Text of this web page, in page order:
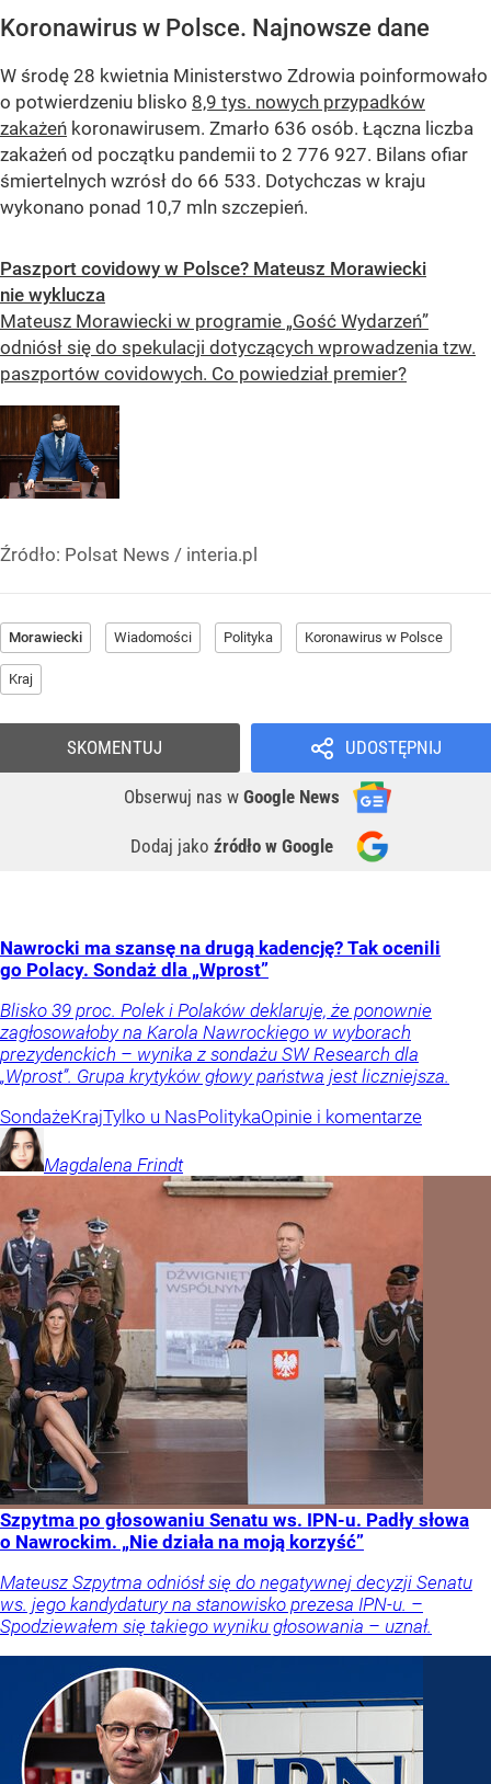
Koronawirus w Polsce. Najnowsze dane
W środę 28 kwietnia Ministerstwo Zdrowia poinformowało
o potwierdzeniu blisko 8,9 tys. nowych przypadków
zakażeń koronawirusem. Zmarło 636 osób. Łączna liczba
zakażeń od początku pandemii to 2 776 927. Bilans ofiar
śmiertelnych wzrósł do 66 533. Dotychczas w kraju
wykonano ponad 10,7 mln szczepień.
Paszport covidowy w Polsce? Mateusz Morawiecki
nie wyklucza
Mateusz Morawiecki w programie „Gość Wydarzeń”
odniósł się do spekulacji dotyczących wprowadzenia tzw.
paszportów covidowych. Co powiedział premier?
Źródło: Polsat News / interia.pl
Morawiecki Wiadomości Polityka Koronawirus w Polsce
Kraj
UDOSTĘPNIJ
Obserwuj nas w Google News
Dodaj jako źródło w Google
SKOMENTUJ
Nawrocki ma szansę na drugą kadencję? Tak ocenili
go Polacy. Sondaż dla „Wprost”
Blisko 39 proc. Polek i Polaków deklaruje, że ponownie
zagłosowałoby na Karola Nawrockiego w wyborach
prezydenckich – wynika z sondażu SW Research dla
„Wprost”. Grupa krytyków głowy państwa jest liczniejsza.
SondażeKrajTylko u NasPolitykaOpinie i komentarze
Magdalena Frindt
Szpytma po głosowaniu Senatu ws. IPN-u. Padły słowa
o Nawrockim. „Nie działa na moją korzyść”
Mateusz Szpytma odniósł się do negatywnej decyzji Senatu
ws. jego kandydatury na stanowisko prezesa IPN-u. –
Spodziewałem się takiego wyniku głosowania – uznał.